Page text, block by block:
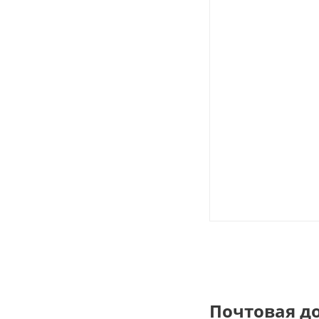
Почтовая